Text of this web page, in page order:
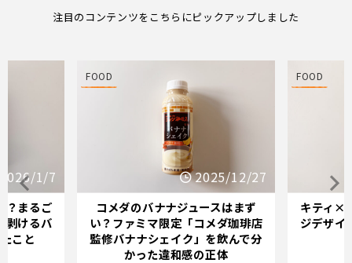
注目のコンテンツをこちらにピックアップしました
2026/1/7
？まるご
剥けるバ
こと
FOOD
2025/12/27
コメダのバナナジュースはまず
い？ファミマ限定「コメダ珈琲店
監修バナナシェイク」を飲んで分
かった違和感の正体
FOOD
キティ×
ジデザイ